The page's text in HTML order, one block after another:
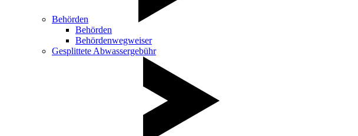
Behörden
Behörden
Behördenwegweiser
Gesplittete Abwassergebühr